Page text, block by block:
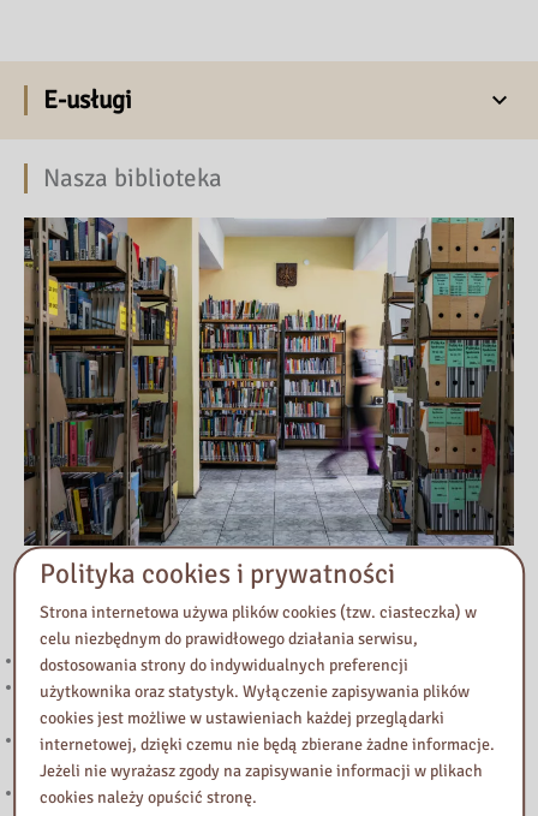
E-usługi
Nasza biblioteka
Przeczytaj
Uwaga! Zmiana godzin otwarcia w lipcu i w sierpniu.
Uwaga! Zmiana godzin otwarcia Biblioteki Pedagogicznej w
Żyrardowie
„Biały Kruk” – trzecia edycja konkursu dla dziennikarzy mediów
lokalnych
Podstawowe kierunki realizacji polityki oświatowej państwa w roku
Polityka cookies i prywatności
Strona internetowa używa plików cookies (tzw. ciasteczka) w
celu niezbędnym do prawidłowego działania serwisu,
dostosowania strony do indywidualnych preferencji
użytkownika oraz statystyk. Wyłączenie zapisywania plików
cookies jest możliwe w ustawieniach każdej przeglądarki
internetowej, dzięki czemu nie będą zbierane żadne informacje.
Jeżeli nie wyrażasz zgody na zapisywanie informacji w plikach
cookies należy opuścić stronę.